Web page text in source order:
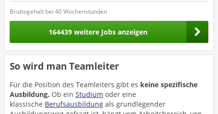
Bruttogehalt bei 40 Wochenstunden
164439 weitere Jobs anzeigen
So wird man Teamleiter
Für die Position des Teamleiters gibt es keine spezifische
Ausbildung. Ob ein Studium oder eine
klassische Berufsausbildung als grundlegender